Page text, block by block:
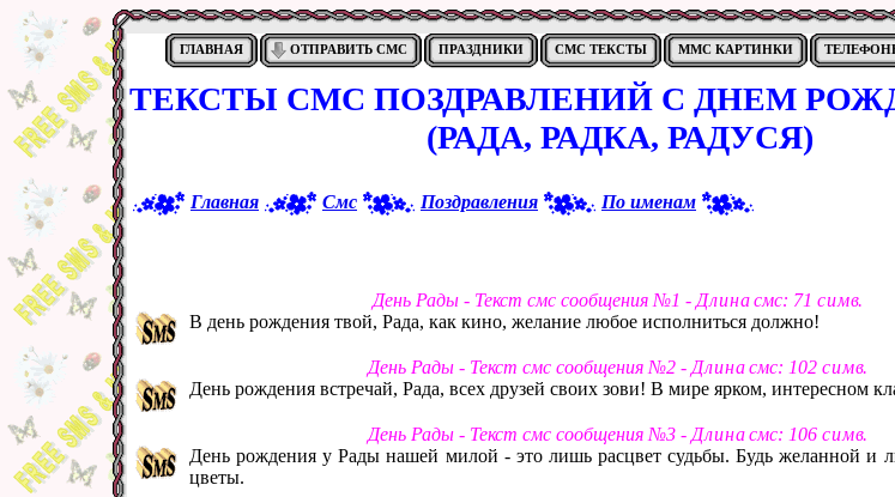
ГЛАВНАЯ ОТПРАВИТЬ СМС ПРАЗДНИКИ СМС ТЕКСТЫ ММС КАРТИНКИ
ТЕКСТЫ СМС ПОЗДРАВЛЕНИЙ С ДНЕМ
(РАДА, РАДКА, РАДУСЯ)
Главная Смс Поздравления По именам
День Рады - Текст смс сообщения №1 - Д л и н асмс: 71 с и м в.
В день рождения твой, Рада, как кино, желание любое исполниться должно!
День Рады - Текст смс сообщения №2 - Д л и н асмс: 102 с и м в.
День рождения встречай, Рада, всех друзей своих зови! В мире ярком, интересном
День Рады - Текст смс сообщения №3 - Д л и н асмс: 106 с и м в.
День рождения у Рады нашей милой - это лишь расцвет судьбы. Будь желанной и
цветы.